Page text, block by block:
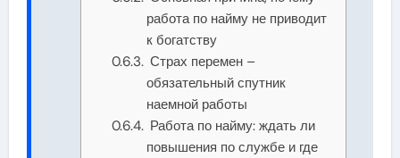
работа по найму не приводит
к богатству
Страх перемен –
обязательный спутник
наемной работы
Работа по найму: ждать ли
повышения по службе и где